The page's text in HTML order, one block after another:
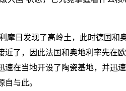
摩日发现了高岭土，此时德国
近了，因此法国和奥地利率先在
速在当地开设了陶瓷基地，并迅
与此。